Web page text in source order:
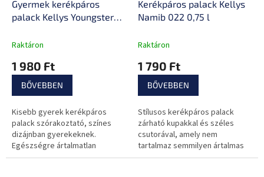
Gyermek kerékpáros
palack Kellys Youngster
Raktáron
1 980 Ft
BŐVEBBEN
Kisebb gyerek kerékpáros
palack szórakoztató, színes
dizájnban gyerekeknek.
Egészségre ártalmatlan
anyagokból készült, és könnyű
Kerékpáros palack Kellys
Namib 022 0,75 l
Raktáron
1 790 Ft
BŐVEBBEN
Stílusos kerékpáros palack
zárható kupakkal és széles
csutorával, amely nem
tartalmaz semmilyen ártalmas
anyagot.